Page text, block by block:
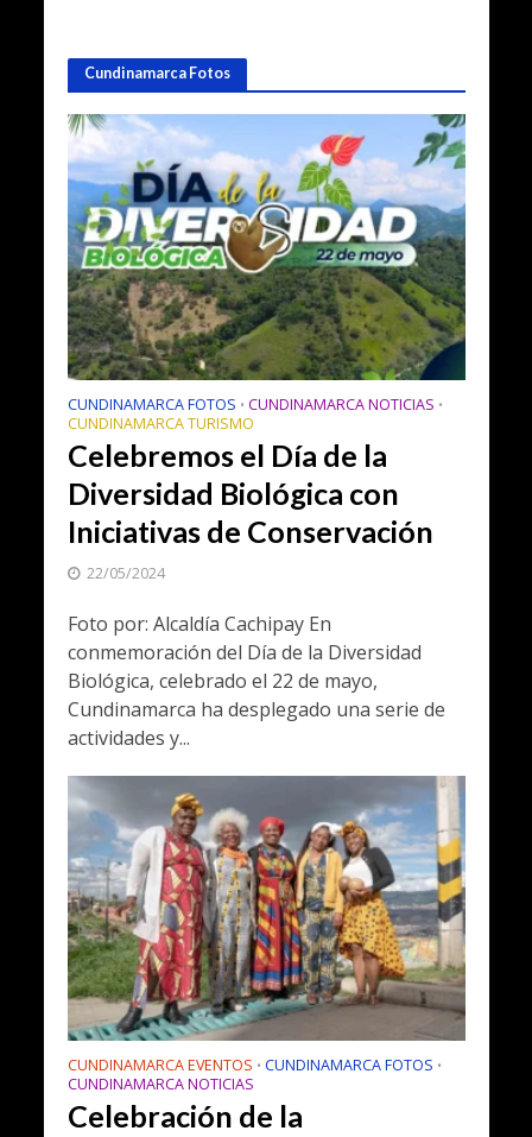
Cundinamarca Fotos
CUNDINAMARCA FOTOS • CUNDINAMARCA NOTICIAS •
CUNDINAMARCA TURISMO
Celebremos el Día de la
Diversidad Biológica con
Iniciativas de Conservación
22/05/2024
Foto por: Alcaldía Cachipay En
conmemoración del Día de la Diversidad
Biológica, celebrado el 22 de mayo,
Cundinamarca ha desplegado una serie de
actividades y...
CUNDINAMARCA EVENTOS • CUNDINAMARCA FOTOS •
CUNDINAMARCA NOTICIAS
Celebración de la